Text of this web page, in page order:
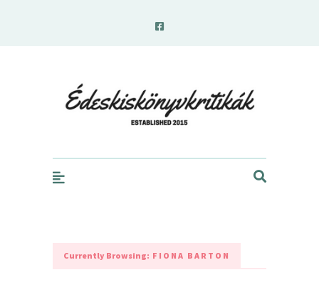
Currently Browsing: FIONA BARTON